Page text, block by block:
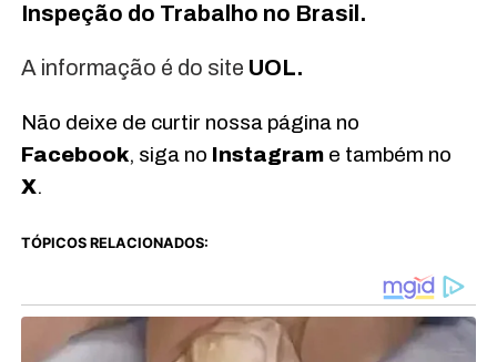
Inspeção do Trabalho no Brasil.
A informação é do site UOL.
Não deixe de curtir nossa página no
Facebook, siga no Instagrame também no
X.
TÓPICOS RELACIONADOS: